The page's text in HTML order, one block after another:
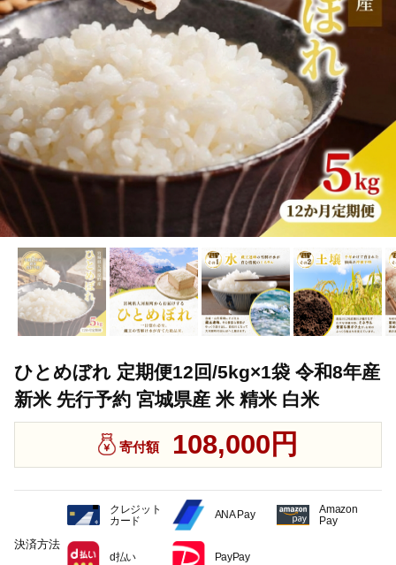
ひとめぼれ 定期便12回/5kg×1袋 令和8年産
新米 先行予約 宮城県産 米 精米 白米
寄付額 108,000円
決済方法
クレジット
カード
ANA Pay
Amazon
Pay
d払い PayPay